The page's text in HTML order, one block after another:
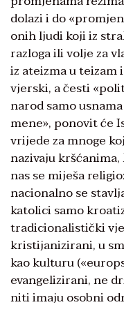
dolazi i do
onih ljudi koji iz
razloga ili volje za
iz ateizma u
vjerski, a česti
narod samo
mene», ponovit će
vrijede za mnoge
nazivaju
nas se miješa
nacionalno se
katolici samo
tradicionalistički
kristijanizirani, u
kao kulturu
evangelizirani, ne
niti imaju osobni